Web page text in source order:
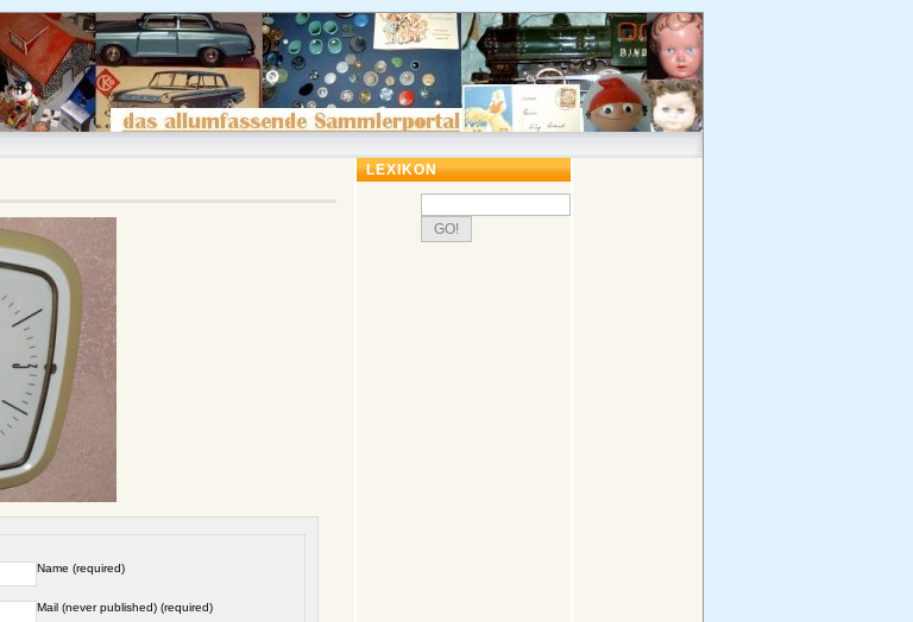
Name (required)
Mail (never published) (required)
LEXIKON